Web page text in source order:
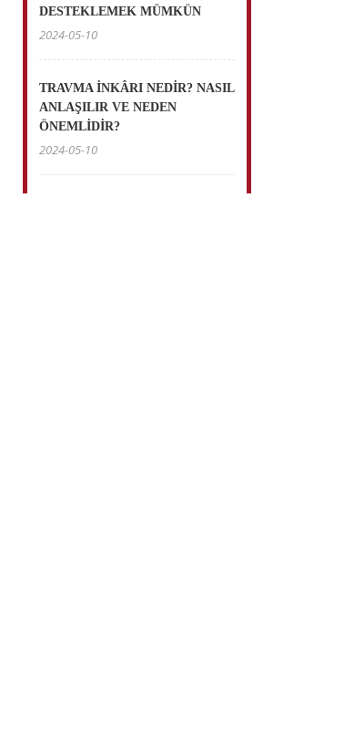
DESTEKLEMEK MÜMKÜN
2024-05-10
TRAVMA İNKÂRI NEDİR? NASIL
ANLAŞILIR VE NEDEN
ÖNEMLİDİR?
2024-05-10